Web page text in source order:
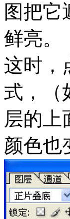
图把它
鲜亮。
这时，
式，（
层的上
颜色也